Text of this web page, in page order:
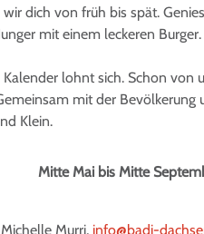
dich von früh bis spät.
mit einem leckeren Burger.
Kalender lohnt sich. Schon
mit der
Klein.
bis Mitte
Murri, info@badi-